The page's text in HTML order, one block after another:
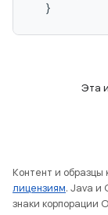
Эта
Контент и образцы
лицензиям. Java и
знаки корпорации